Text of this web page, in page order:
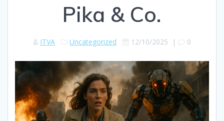
Pika & Co.
ITVA Uncategorized 12/10/2025 | 0